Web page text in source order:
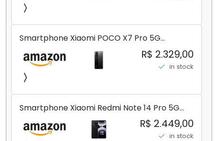
rápido) (Ocean Teal (ROM))
Smartphone Xiaomi POCO X7 Pro 5G
8+256GB/12+256GB/12+512GB
R$ 2.329,00
in stock
Smartphone Xiaomi Redmi Note 14 Pro 5G
Midnight Black (Preto) 12GB RAM 512GB ROM
NFC [ 24090RA29G ]
R$ 2.449,00
in stock